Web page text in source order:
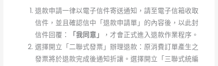
退款申請一律以電子信件寄送通知，請至電子信箱收取
信件，並且確認信中「退款申請單」的內容後，以此封
信件回覆：
「我同意」
，才會正式進入退款作業程序。
選擇開立「二聯式發票」辦理退款：原消費訂單產生之
發票將於退款完成後通知折讓。選擇開立「三聯式統編